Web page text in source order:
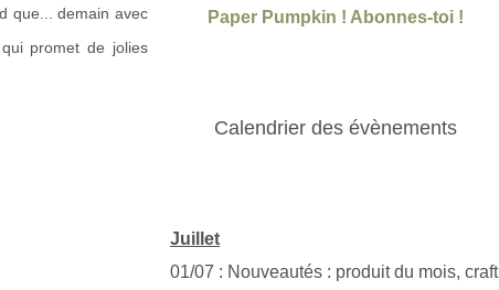
que... demain avec
promet de jolies
Paper Pumpkin ! Abonnes-toi !
Calendrier des évènements
Juillet
01/07 : Nouveautés : produit du mois, craft